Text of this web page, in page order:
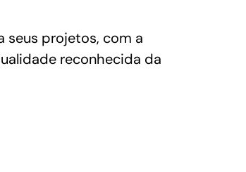
seus projetos, com a
reconhecida da